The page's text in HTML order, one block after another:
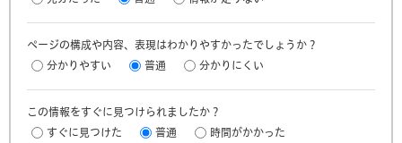
ページの構成や内容、表現はわかりやすかったでしょうか？
分かりやすい
普通 分かりにくい
この情報をすぐに見つけられましたか？
すぐに見つけた
普通 時間がかかった